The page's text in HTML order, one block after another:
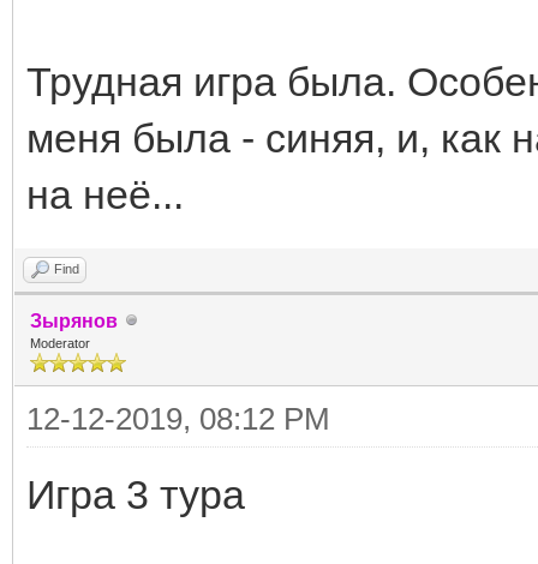
Трудная игра была.
меня была - синяя, и, как
на неё...
Find
Зырянов
Moderator
12-12-2019, 08:12 PM
Игра 3 тура